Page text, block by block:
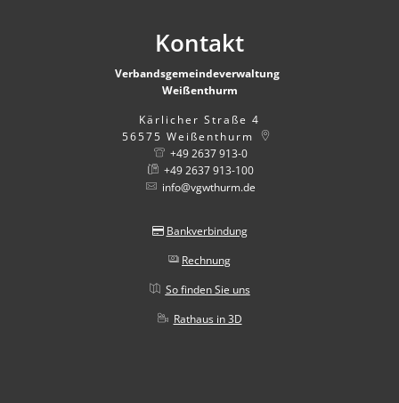
Kontakt
Verbandsgemeindeverwaltung
Weißenthurm
Kärlicher Straße 4
56575 Weißenthurm
+49 2637 913-0
+49 2637 913-100
info@vgwthurm.de
Bankverbindung
Rechnung
So finden Sie uns
Rathaus in 3D